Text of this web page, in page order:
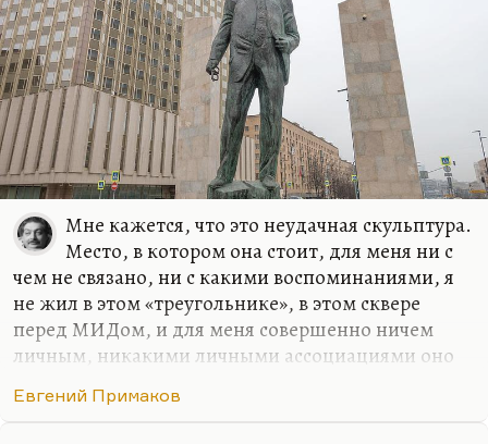
Почему по-турецки? Потому что крокодил. И он
когда это записал (он что-то там запомнил,
какие-то ритмические находки), у него
получились абсолютно…
Мне кажется, что это неудачная скульптура.
Место, в котором она стоит, для меня ни с
чем не связано, ни с какими воспоминаниями, я
не жил в этом «треугольнике», в этом сквере
перед МИДом, и для меня совершенно ничем
личным, никакими личными ассоциациями оно
удачным, в отличие от рядом стоящего
Евгений Примаков